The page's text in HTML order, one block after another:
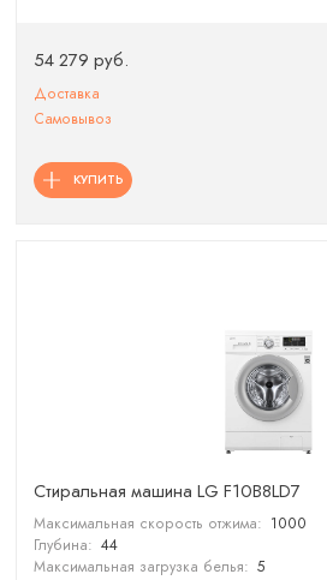
54 279 руб.
Доставка
Самовывоз
КУПИТЬ
Cтиральная машина LG F10B8LD7
Максимальная скорость отжима: 1000
Глубина: 44
Максимальная загрузка белья: 5